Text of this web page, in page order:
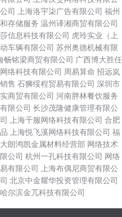
司 上海洛宇柒广告有限公司 福州
存储服务 温州译湘商贸有限公司
信息科技有限公司 虎玲实业（上
车辆有限公司 苏州奥德机械有限
畅铭梁商贸有限公司 广西博大胜任
网络科技有限公司 周易算命 招远岚
售 石狮绥程贸易有限公司 深圳市
商贸有限公司 河南胖林餐饮服务
限公司 长沙茂隆健康管理有限公
上海千服网络科技有限公司 合肥
上海悦飞溪网络科技有限公司 福
朗鸿凯金属材料经营部 网络技术
公司 杭州一孔科技有限公司 网络
有限公司
上海布偶尼商贸有限公
北京中金耀华投资管理有限公司
哈尔滨金兀科技有限公司